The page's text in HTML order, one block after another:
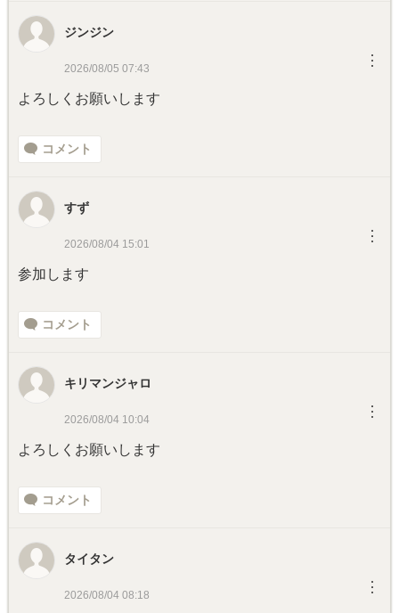
ジンジン
2026/08/05 07:43 ︙
よろしくお願いします
コメント
すず
2026/08/04 15:01 ︙
参加します
コメント
キリマンジャロ
2026/08/04 10:04 ︙
よろしくお願いします
コメント
タイタン
2026/08/04 08:18 ︙